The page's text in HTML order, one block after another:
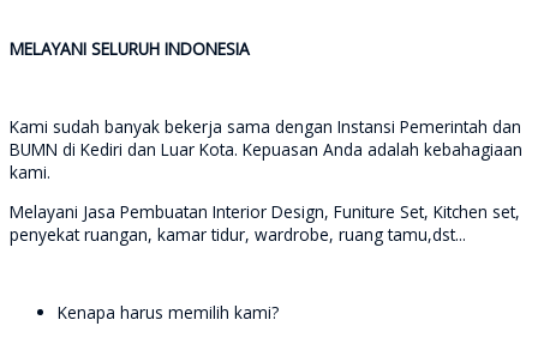
MELAYANI SELURUH INDONESIA
Kami sudah banyak bekerja sama dengan Instansi Pemerintah dan
BUMN di Kediri dan Luar Kota. Kepuasan Anda adalah kebahagiaan
kami.
Melayani Jasa Pembuatan Interior Design, Funiture Set, Kitchen set,
penyekat ruangan, kamar tidur, wardrobe, ruang tamu,dst...
Kenapa harus memilih kami?